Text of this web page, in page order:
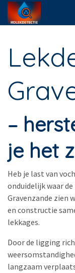
–
je het
Heb je last van
onduidelijk waar de
Gravenzande zien
en constructie
lekkages.
Door de ligging
langzaam